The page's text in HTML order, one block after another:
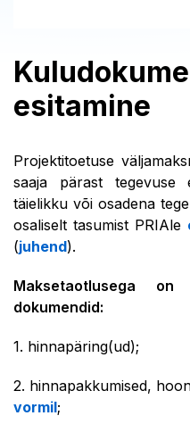
esitamine
Projektitoetuse
saaja pärast tegevuse
täielikku või osadena
osaliselt tasumist PRIAle
(juhend).
Maksetaotlusega
dokumendid:
1. hinnapäring(ud);
2. hinnapakkumised,
vormil;